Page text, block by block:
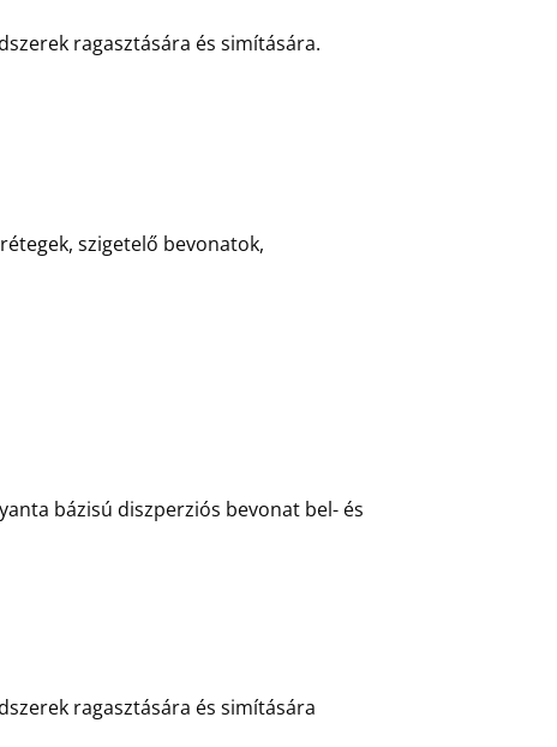
ragasztására és simítására.
szigetelő bevonatok,
bázisú diszperziós bevonat bel- és
ragasztására és simítására